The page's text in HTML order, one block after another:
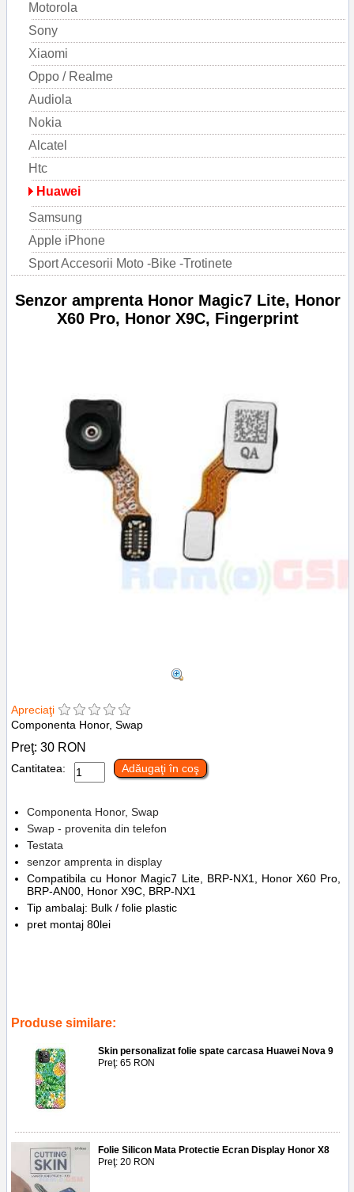
Motorola
Sony
Xiaomi
Oppo / Realme
Audiola
Nokia
Alcatel
Htc
Huawei
Samsung
Apple iPhone
Sport Accesorii Moto -Bike -Trotinete
Senzor amprenta Honor Magic7 Lite, Honor
X60 Pro, Honor X9C, Fingerprint
Apreciaţi
Componenta Honor, Swap
Preţ: 30 RON
Cantitatea: Adăugaţi în coş
Componenta Honor, Swap
Swap - provenita din telefon
Testata
senzor amprenta in display
Compatibila cu Honor Magic7 Lite, BRP-NX1, Honor X60 Pro,
BRP-AN00, Honor X9C, BRP-NX1
Tip ambalaj: Bulk / folie plastic
pret montaj 80lei
Produse similare:
Skin personalizat folie spate carcasa Huawei Nova 9
Preţ: 65 RON
Folie Silicon Mata Protectie Ecran Display Honor X8
Preţ: 20 RON